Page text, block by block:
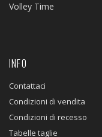
Volley Time
INFO
Contattaci
Condizioni di vendita
Condizioni di recesso
Tabelle taglie